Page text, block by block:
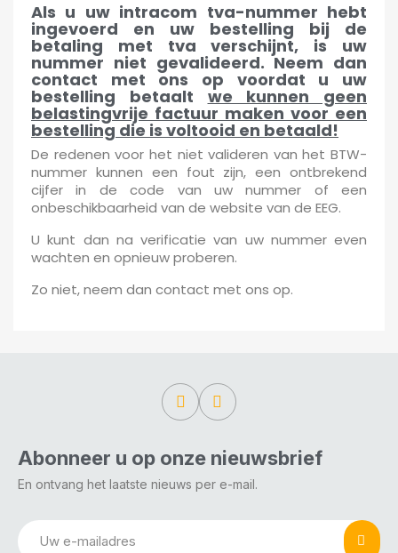
Als u uw intracom tva-nummer hebt
ingevoerd en uw bestelling bij de
betaling met tva verschijnt, is uw
nummer niet gevalideerd. Neem dan
contact met ons op voordat u uw
bestelling betaalt we kunnen geen
belastingvrije factuur maken voor een
bestelling die is voltooid en betaald!
De redenen voor het niet valideren van het BTW-
nummer kunnen een fout zijn, een ontbrekend
cijfer in de code van uw nummer of een
onbeschikbaarheid van de website van de EEG.
U kunt dan na verificatie van uw nummer even
wachten en opnieuw proberen.
Zo niet, neem dan contact met ons op.
Abonneer u op onze nieuwsbrief
En ontvang het laatste nieuws per e-mail.